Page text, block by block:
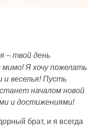
– твой день
Я хочу пожелать
и веселья! Пусть
началом новой
и достижениями!
брат, и я всегда